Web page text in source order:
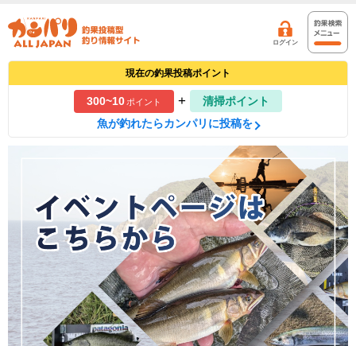
ログイン
現在の釣果投稿ポイント
300~10ポイント +
清掃ポイント
魚が釣れたらカンパリに投稿を